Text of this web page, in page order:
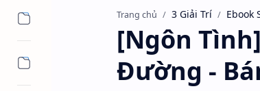
Trang chủ 3 Giải Trí Ebook
[Ngôn
Đường -